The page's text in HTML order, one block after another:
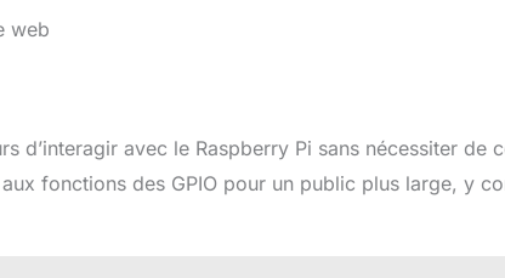
web
d’interagir avec le Raspberry Pi sans nécessiter de
fonctions des GPIO pour un public plus large, y